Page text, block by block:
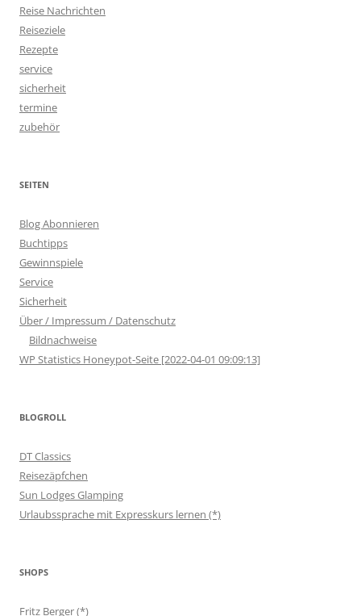
Reise Nachrichten
Reiseziele
Rezepte
service
sicherheit
termine
zubehör
SEITEN
Blog Abonnieren
Buchtipps
Gewinnspiele
Service
Sicherheit
Über / Impressum / Datenschutz
Bildnachweise
WP Statistics Honeypot-Seite [2022-04-01 09:09:13]
BLOGROLL
DT Classics
Reisezäpfchen
Sun Lodges Glamping
Urlaubssprache mit Expresskurs lernen (*)
SHOPS
Fritz Berger (*)